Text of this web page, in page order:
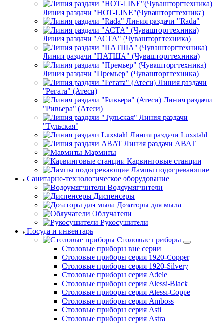
Линия раздачи "HOT-LINE"(Чувашторгтехника)
Линия раздачи "Rada"
Линия раздачи "АСТА" (Чувашторгтехника)
Линия раздачи "ПАТША" (Чувашторгтехника)
Линия раздачи "Премьер" (Чувашторгтехника)
Линия раздачи
"Регата" (Атеси)
Линия раздачи
"Ривьера" (Атеси)
Линия раздачи
"Тульская"
Линия раздачи Luxstahl
Линия раздачи ABAT
Мармиты
Карвинговые станции
Лампы подогревающие
Санитарно-технологическое оборудование
Водоумягчители
Диспенсеры
Дозаторы для мыла
Облучатели
Рукосушители
Посуда и инвентарь
Столовые приборы
Столовые приборы вне серии
Столовые приборы серия 1920-Copper
Столовые приборы серия 1920-Silvery
Столовые приборы серия Adele
Столовые приборы серия Alessi-Black
Столовые приборы серия Alessi-Coppe
Столовые приборы серия Amboss
Столовые приборы серия Asti
Столовые приборы серия Astra